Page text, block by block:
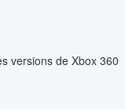
versions de Xbox 360